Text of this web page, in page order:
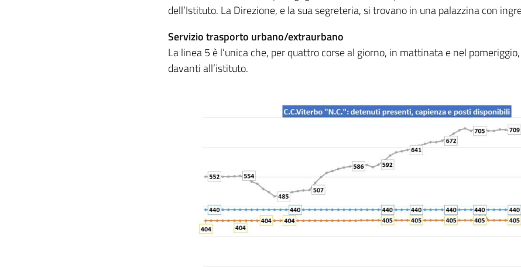
dell’Istituto. La Direzione, e la sua segreteria, si trovano in una palazzina con
Servizio trasporto urbano/extraurbano
La linea 5 è l’unica che, per quattro corse al giorno, in mattinata e nel
davanti all’istituto.